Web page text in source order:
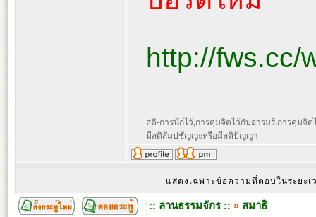
http://fws.cc/
สติ-การนึกไว้,การคุมจิตไว้กับอารมร์,การคุมจิ
มีสติสัมปชัญญะหรือมีสติปัญญา
แสดงเฉพาะข้อความที่ตอบในระยะ
:: ลานธรรมจักร :: » สมาธิ